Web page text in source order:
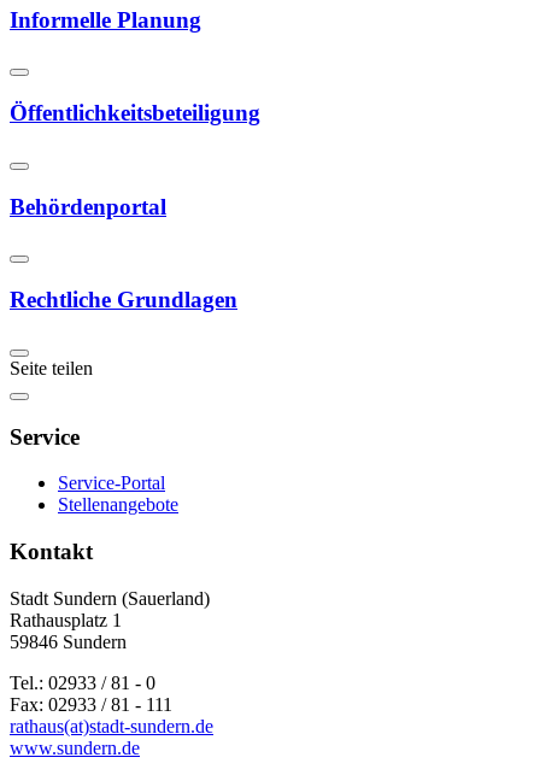
Informelle Planung
Öffentlichkeitsbeteiligung
Behördenportal
Rechtliche Grundlagen
Seite teilen
Service
Service-Portal
Stellenangebote
Kontakt
Stadt Sundern (Sauerland)
Rathausplatz 1
59846 Sundern
Tel.: 02933 / 81 - 0
Fax: 02933 / 81 - 111
rathaus(at)stadt-sundern.de
www.sundern.de